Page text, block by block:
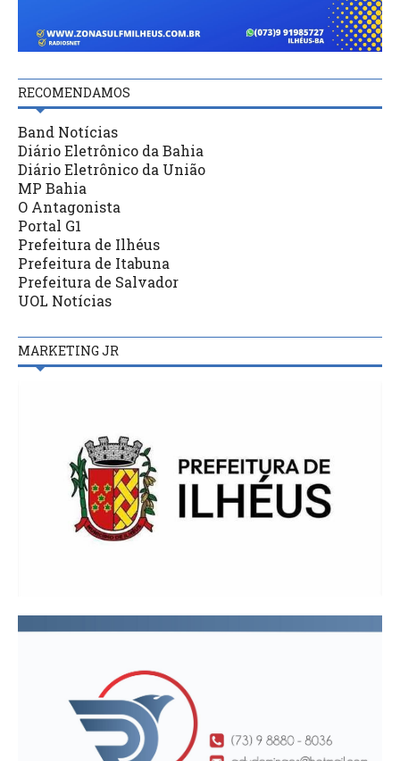
RECOMENDAMOS
Band Notícias
Diário Eletrônico da Bahia
Diário Eletrônico da União
MP Bahia
O Antagonista
Portal G1
Prefeitura de Ilhéus
Prefeitura de Itabuna
Prefeitura de Salvador
UOL Notícias
MARKETING JR